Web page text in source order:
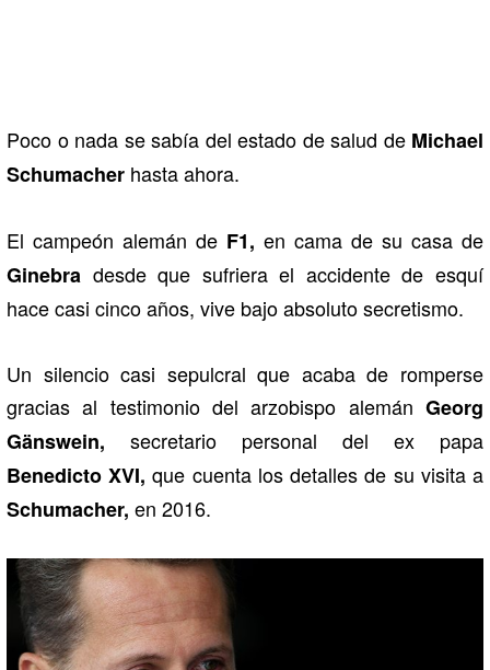
Poco o nada se sabía del estado de salud de Michael
Schumacher hasta ahora.
El campeón alemán de F1, en cama de su casa de
Ginebra desde que sufriera el accidente de esquí
hace casi cinco años, vive bajo absoluto secretismo.
Un silencio casi sepulcral que acaba de romperse
gracias al testimonio del arzobispo alemán Georg
Gänswein, secretario personal del ex papa
Benedicto XVI, que cuenta los detalles de su visita a
Schumacher, en 2016.